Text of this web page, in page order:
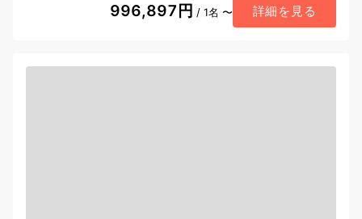
996,897円 / 1名 〜 詳細を見る